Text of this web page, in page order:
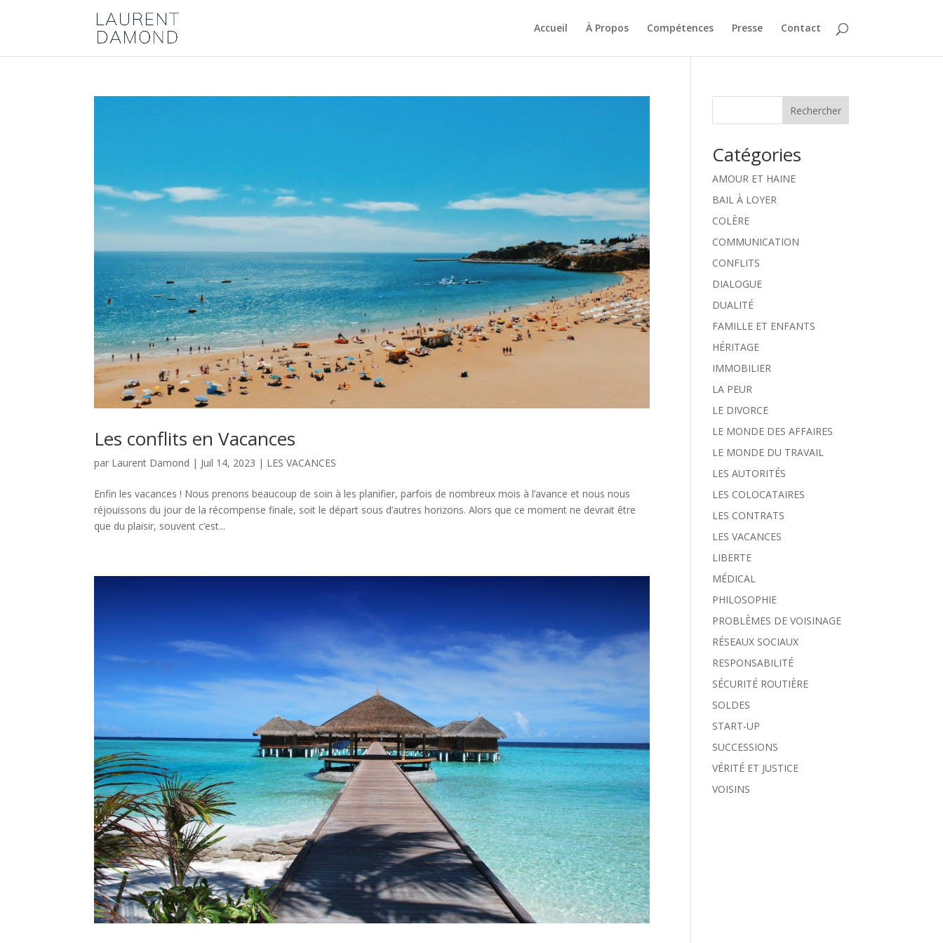
Accueil À Propos Compétences Presse Contact
Les conflits en Vacances
par Laurent Damond | Juil 14, 2023 | LES VACANCES
Enfin les vacances ! Nous prenons beaucoup de soin à les planifier, parfois de nombreux mois à l’avance et nous nous
réjouissons du jour de la récompense finale, soit le départ sous d’autres horizons. Alors que ce moment ne devrait être
que du plaisir, souvent c’est...
Rechercher
Catégories
AMOUR ET HAINE
BAIL À LOYER
COLÈRE
COMMUNICATION
CONFLITS
DIALOGUE
DUALITÉ
FAMILLE ET ENFANTS
HÉRITAGE
IMMOBILIER
LA PEUR
LE DIVORCE
LE MONDE DES AFFAIRES
LE MONDE DU TRAVAIL
LES AUTORITÉS
LES COLOCATAIRES
LES CONTRATS
LES VACANCES
LIBERTE
MÉDICAL
PHILOSOPHIE
PROBLÈMES DE VOISINAGE
RÉSEAUX SOCIAUX
RESPONSABILITÉ
SÉCURITÉ ROUTIÈRE
SOLDES
START-UP
SUCCESSIONS
VÉRITÉ ET JUSTICE
VOISINS